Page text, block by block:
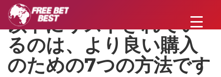
以下にリストされてい
るのは、より良い購入
のための7つの方法です